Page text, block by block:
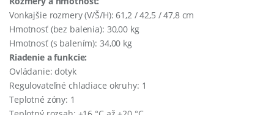
Vonkajšie rozmery (V/Š/H): 61,2 / 42,5 / 47,8 cm
Hmotnosť (bez balenia): 30,00 kg
Hmotnosť (s balením): 34,00 kg
Riadenie a funkcie:
Ovládanie: dotyk
Regulovateľné chladiace okruhy: 1
Teplotné zóny: 1